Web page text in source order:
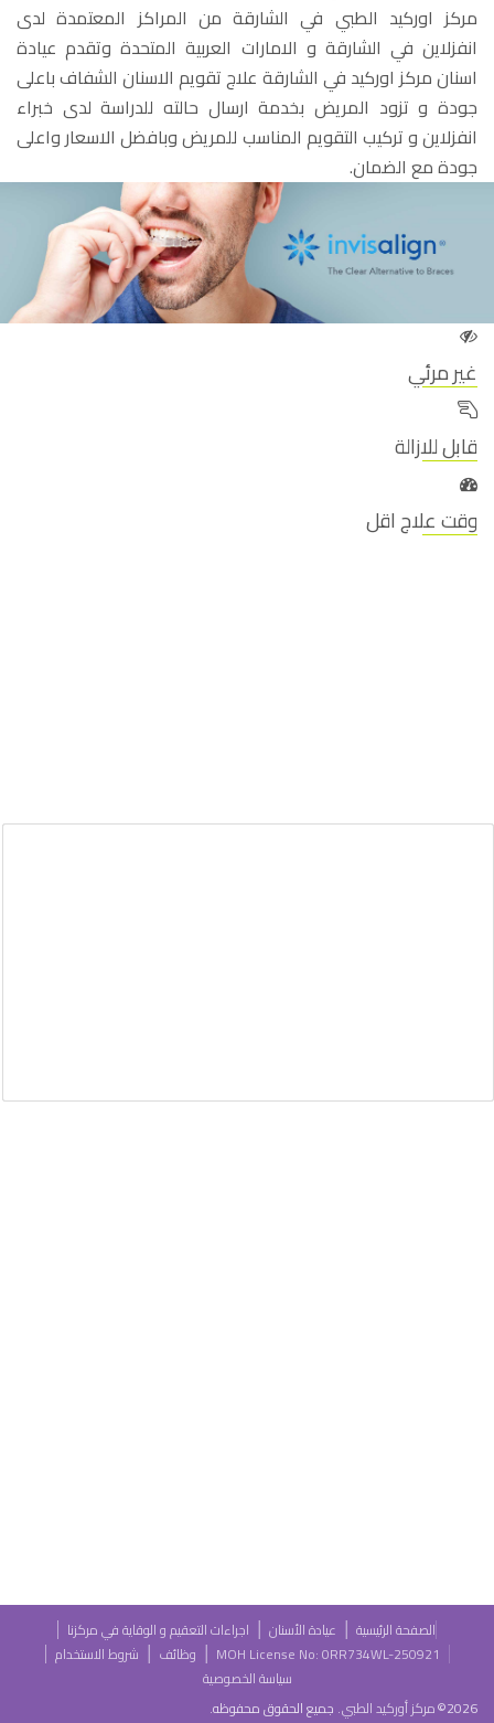
مركز اوركيد الطبي في الشارقة من المراكز المعتمدة لدى
انفزلاين في الشارقة و الامارات العربية المتحدة وتقدم عيادة
اسنان مركز اوركيد في الشارقة علاج تقويم الاسنان الشفاف باعلى
جودة و تزود المريض بخدمة ارسال حالته للدراسة لدى خبراء
انفزلاين و تركيب التقويم المناسب للمريض وبافضل الاسعار واعلى
جودة مع الضمان.
غير مرئي
قابل للازالة
وقت علاج اقل
الصفحة الرئيسية عيادة الأسنان
اجراءات التعقيم و الوقاية في مركزنا
MOH License No: 0RR734WL-250921
وظائف
شروط الاستخدام
سياسة الخصوصية
2026
©مركز أوركيد الطبي. جميع الحقوق محفوظه.